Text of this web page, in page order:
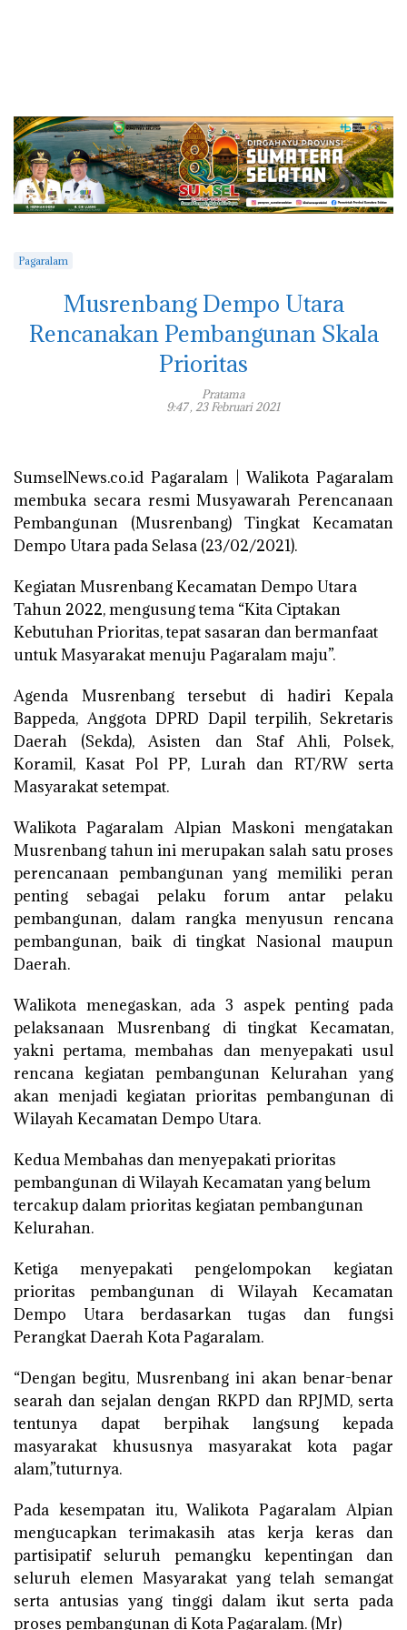
Pagaralam
Musrenbang Dempo Utara
Rencanakan Pembangunan Skala
Prioritas
Pratama
9:47 , 23 Februari 2021
SumselNews.co.id Pagaralam | Walikota Pagaralam
membuka secara resmi Musyawarah Perencanaan
Pembangunan (Musrenbang) Tingkat Kecamatan
Dempo Utara pada Selasa (23/02/2021).
Kegiatan Musrenbang Kecamatan Dempo Utara
Tahun 2022, mengusung tema “Kita Ciptakan
Kebutuhan Prioritas, tepat sasaran dan bermanfaat
untuk Masyarakat menuju Pagaralam maju”.
Agenda Musrenbang tersebut di hadiri Kepala
Bappeda, Anggota DPRD Dapil terpilih, Sekretaris
Daerah (Sekda), Asisten dan Staf Ahli, Polsek,
Koramil, Kasat Pol PP, Lurah dan RT/RW serta
Masyarakat setempat.
Walikota Pagaralam Alpian Maskoni mengatakan
Musrenbang tahun ini merupakan salah satu proses
perencanaan pembangunan yang memiliki peran
penting sebagai pelaku forum antar pelaku
pembangunan, dalam rangka menyusun rencana
pembangunan, baik di tingkat Nasional maupun
Daerah.
Walikota menegaskan, ada 3 aspek penting pada
pelaksanaan Musrenbang di tingkat Kecamatan,
yakni pertama, membahas dan menyepakati usul
rencana kegiatan pembangunan Kelurahan yang
akan menjadi kegiatan prioritas pembangunan di
Wilayah Kecamatan Dempo Utara.
Kedua Membahas dan menyepakati prioritas
pembangunan di Wilayah Kecamatan yang belum
tercakup dalam prioritas kegiatan pembangunan
Kelurahan.
Ketiga menyepakati pengelompokan kegiatan
prioritas pembangunan di Wilayah Kecamatan
Dempo Utara berdasarkan tugas dan fungsi
Perangkat Daerah Kota Pagaralam.
“Dengan begitu, Musrenbang ini akan benar-benar
searah dan sejalan dengan RKPD dan RPJMD, serta
tentunya dapat berpihak langsung kepada
masyarakat khususnya masyarakat kota pagar
alam,”tuturnya.
Pada kesempatan itu, Walikota Pagaralam Alpian
mengucapkan terimakasih atas kerja keras dan
partisipatif seluruh pemangku kepentingan dan
seluruh elemen Masyarakat yang telah semangat
serta antusias yang tinggi dalam ikut serta pada
proses pembangunan di Kota Pagaralam. (Mr)